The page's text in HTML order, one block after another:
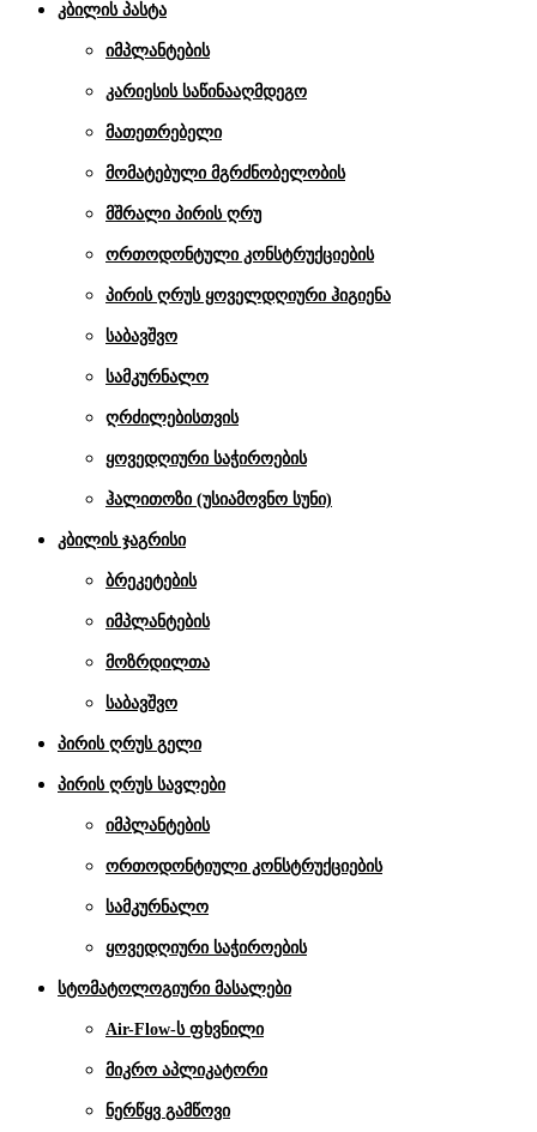
კბილის პასტა
იმპლანტების
კარიესის საწინააღმდეგო
მათეთრებელი
მომატებული მგრძნობელობის
მშრალი პირის ღრუ
ორთოდონტული კონსტრუქციების
პირის ღრუს ყოველდღიური ჰიგიენა
საბავშვო
სამკურნალო
ღრძილებისთვის
ყოვედღიური საჭიროების
ჰალითოზი (უსიამოვნო სუნი)
კბილის ჯაგრისი
ბრეკეტების
იმპლანტების
მოზრდილთა
საბავშვო
პირის ღრუს გელი
პირის ღრუს სავლები
იმპლანტების
ორთოდონტიული კონსტრუქციების
სამკურნალო
ყოვედღიური საჭიროების
სტომატოლოგიური მასალები
Air-Flow-ს ფხვნილი
მიკრო აპლიკატორი
ნერწყვ გამწოვი